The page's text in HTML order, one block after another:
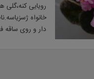
رویایی
دار و روی ساقه